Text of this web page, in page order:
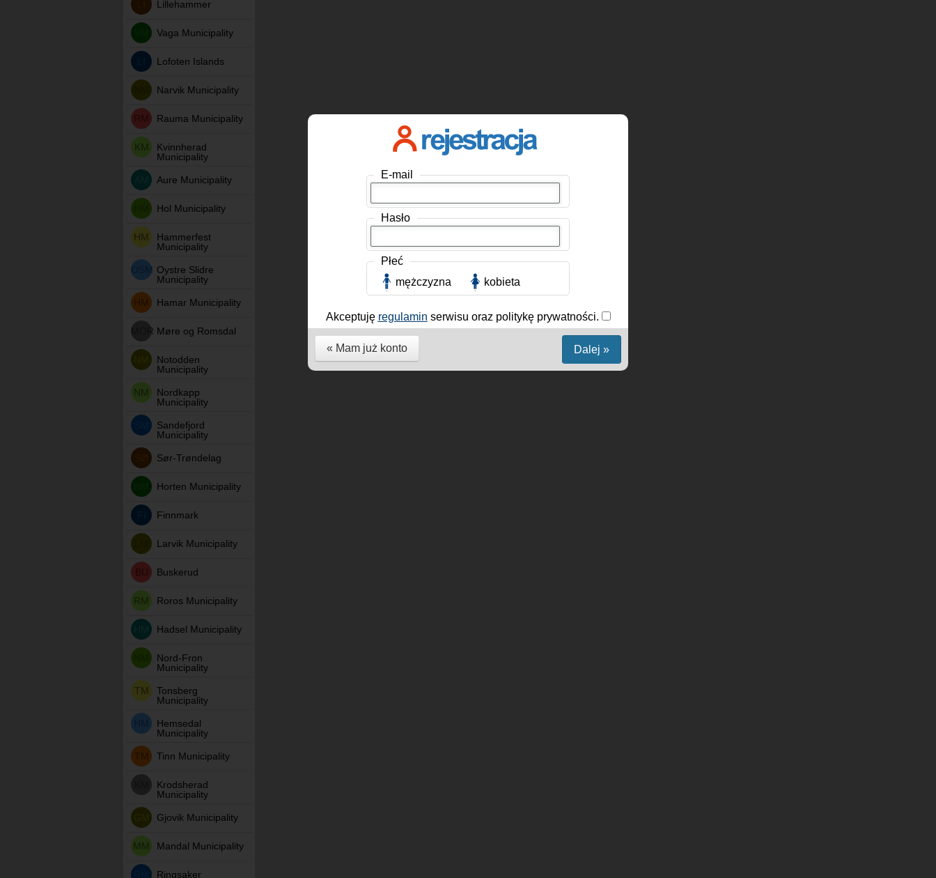
Lillehammer
Vaga Municipality
Lofoten Islands
Narvik Municipality
Rauma Municipality
KM
Kvinnherad
Municipality
Aure Municipality
Hol Municipality
HM
Hammerfest
Municipality
OSM Oystre Slidre
Municipality
HM Hamar Municipality
MOR Møre og Romsdal
Notodden
Municipality
NM
Nordkapp
Municipality
Sandefjord
Municipality
Sør-Trøndelag
Horten Municipality
Finnmark
Larvik Municipality
Buskerud
RM Roros Municipality
Hadsel Municipality
Nord-Fron
Municipality
TM
Tonsberg
Municipality
Hemsedal
Municipality
TM Tinn Municipality
Krodsherad
Municipality
Gjovik Municipality
MM Mandal Municipality
Ringsaker
E-mail
Hasło
Płeć
mężczyzna
kobieta
Akceptuję regulamin serwisu oraz politykę prywatności.
« Mam już konto Dalej »